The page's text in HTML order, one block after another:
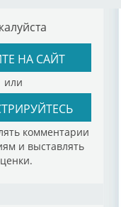
НА САЙТ
или
комментарии
и выставлять